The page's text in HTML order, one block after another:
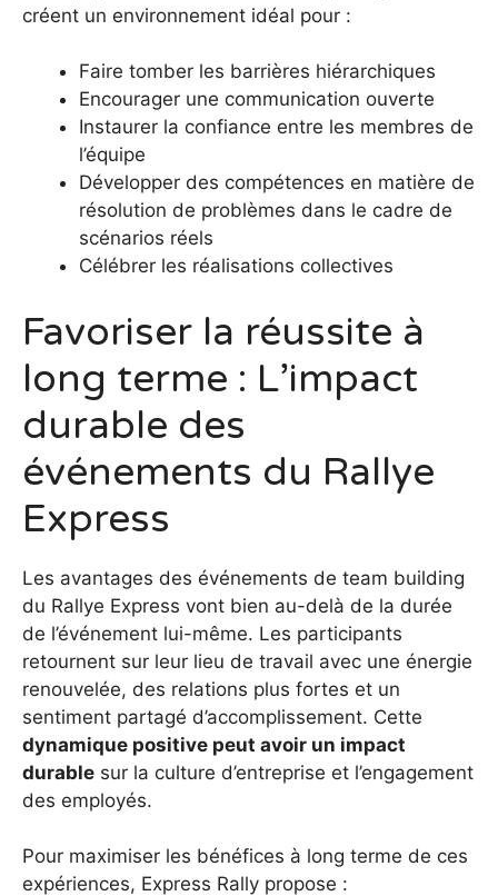
créent un environnement idéal pour :
Faire tomber les barrières hiérarchiques
Encourager une communication ouverte
Instaurer la confiance entre les membres de
l’équipe
Développer des compétences en matière de
résolution de problèmes dans le cadre de
scénarios réels
Célébrer les réalisations collectives
Favoriser la réussite à
long terme : L’impact
durable des
événements du Rallye
Express
Les avantages des événements de team building
du Rallye Express vont bien au-delà de la durée
de l’événement lui-même. Les participants
retournent sur leur lieu de travail avec une énergie
renouvelée, des relations plus fortes et un
sentiment partagé d’accomplissement. Cette
dynamique positive peut avoir un impact
durable sur la culture d’entreprise et l’engagement
des employés.
Pour maximiser les bénéfices à long terme de ces
expériences, Express Rally propose :